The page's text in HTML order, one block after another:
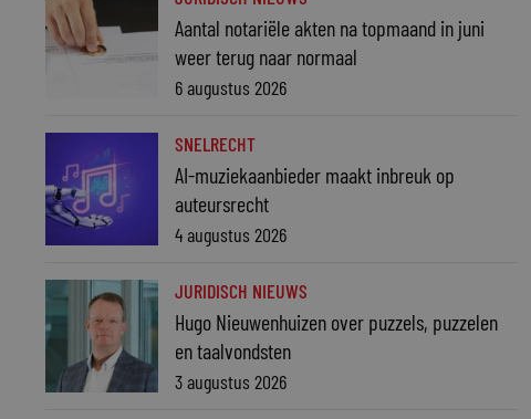
Aantal notariële akten na topmaand in juni
weer terug naar normaal
6 augustus 2026
SNELRECHT
AI-muziekaanbieder maakt inbreuk op
auteursrecht
4 augustus 2026
JURIDISCH NIEUWS
Hugo Nieuwenhuizen over puzzels, puzzelen
en taalvondsten
3 augustus 2026